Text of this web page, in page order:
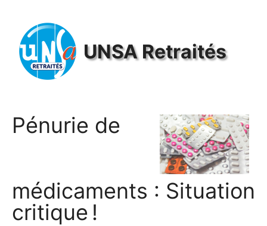
UNSARetraités
Pénurie de
médicaments : Situation
critique !